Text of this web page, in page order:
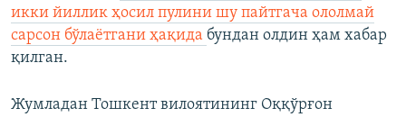
икки йиллик ҳосил пулини шу пайтгача ололмай
сарсон бўлаётгани ҳақида бундан олдин ҳам хабар
қилган.
Жумладан Тошкент вилоятининг Оққўрғон